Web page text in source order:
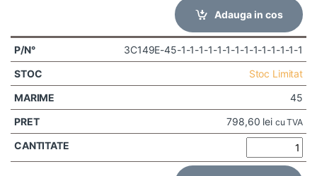
Adauga in cos
3C149E-45-1-1-1-1-1-1-1-1-1-1-1-1-1-1
Stoc Limitat
45
798,60 lei cu TVA